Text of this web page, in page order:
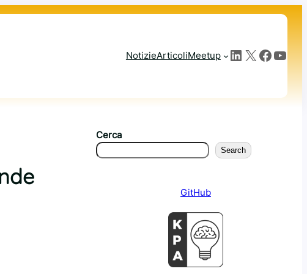
NotizieArticoliMeetup LinkedIn X Facebook YouTube
Cerca
Search
GitHub